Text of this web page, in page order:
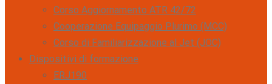
Corso Aggiornamento ATR 42/72
Cooperazione Equipaggio Plurimo (MCC)
Corso di Familiarizzazione al Jet (JOC)
Dispositivi di formazione
ERJ190